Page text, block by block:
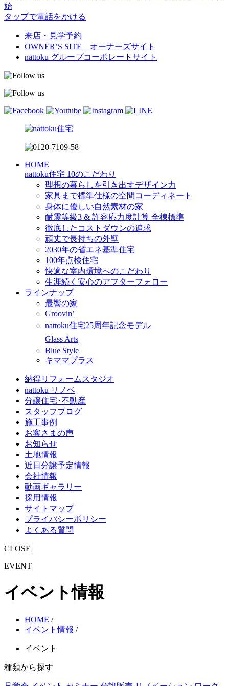
始
タップで電話をかける
来店・見学予約
OWNER’S SITE オーナーズサイト
nattoku グループコーポレートサイト
HOME
nattoku住宅 10のこだわり
理想の暮らしを引き出すデザイン力
家具まで標準仕様の空間コーディネート
身体に優しい自然素材の家
耐震等級3 & 許容応力度計算 全棟標準
徹底したコストダウンの追求
頑丈で長持ちの外壁
2030年の省エネ基準住宅
100年点検住宅
快適な室内環境へのこだわり
生涯続く安心のアフターフォロー
ラインナップ
最響の家
Groovin’
nattoku住宅25周年記念モデル
Glass Arts
Blue Style
キママプラス
納得リフォームスタジオ
nattoku リノベ
分譲住宅･不動産
スタッフブログ
施工事例
お客さまの声
お知らせ
土地情報
近日分譲予定情報
会社情報
動画ギャラリー
採用情報
サイトマップ
プライバシーポリシー
よくある質問
CLOSE
EVENT
イベント情報
HOME /
イベント情報 /
イベント
種類から探す